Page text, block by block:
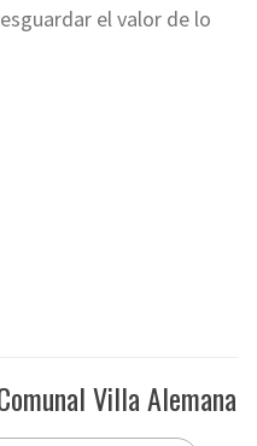
el valor de lo
Villa Alemana